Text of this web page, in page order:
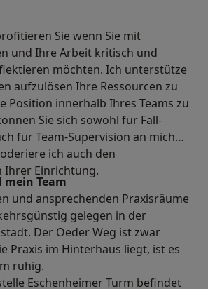
Sie wenn Sie mit
und Ihre Arbeit kritisch und
möchten. Ich unterstütze
aufzulösen Ihre Ressourcen zu
Position innerhalb Ihres Teams zu
Sie sich sowohl für Fall-
für Team-Supervision an mich
ich auch den
Ihrer Einrichtung.
mein Team
und ansprechenden Praxisräume
gelegen in der
Der Oeder Weg ist zwar
Praxis im Hinterhaus liegt, ist es
ruhig.
Eschenheimer Turm befindet